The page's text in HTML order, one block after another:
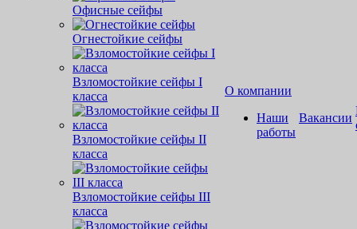
Офисные сейфы
Огнестойкие сейфы
Взломостойкие сейфы I
класса
Взломостойкие сейфы II
класса
Взломостойкие сейфы III
класса
О компании
Наши
работы
Вакансии